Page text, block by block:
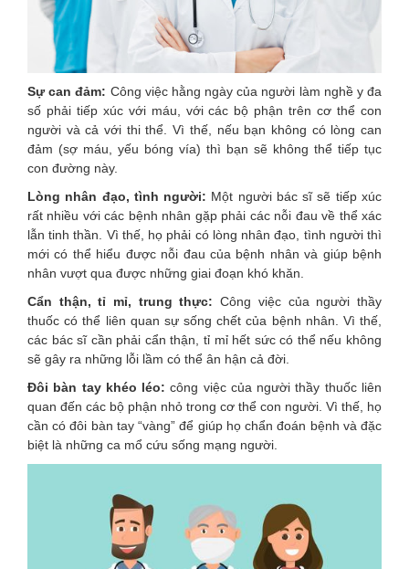
Sự can đảm: Công việc hằng ngày của người làm nghề y đa
số phải tiếp xúc với máu, với các bộ phận trên cơ thể con
người và cả với thi thể. Vì thế, nếu bạn không có lòng can
đảm (sợ máu, yếu bóng vía) thì bạn sẽ không thể tiếp tục
con đường này.
Lòng nhân đạo, tình người: Một người bác sĩ sẽ tiếp xúc
rất nhiều với các bệnh nhân gặp phải các nỗi đau về thể xác
lẫn tinh thần. Vì thế, họ phải có lòng nhân đạo, tình người thì
mới có thể hiểu được nỗi đau của bệnh nhân và giúp bệnh
nhân vượt qua được những giai đoạn khó khăn.
Cẩn thận, tỉ mỉ, trung thực: Công việc của người thầy
thuốc có thể liên quan sự sống chết của bệnh nhân. Vì thế,
các bác sĩ cần phải cẩn thận, tỉ mỉ hết sức có thể nếu không
sẽ gây ra những lỗi lầm có thể ân hận cả đời.
Đôi bàn tay khéo léo: công việc của người thầy thuốc liên
quan đến các bộ phận nhỏ trong cơ thể con người. Vì thế, họ
cần có đôi bàn tay “vàng” để giúp họ chẩn đoán bệnh và đặc
biệt là những ca mổ cứu sống mạng người.